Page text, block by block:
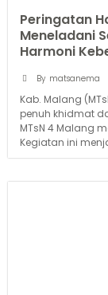
Peringatan
Meneladani
Harmoni
By matsanema
Kab. Malang
penuh khidmat
MTsN 4 Malang
Kegiatan ini